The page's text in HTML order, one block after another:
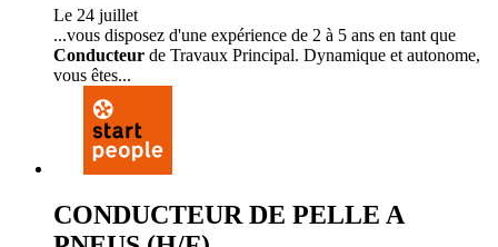
Le 24 juillet
...vous disposez d'une expérience de 2 à 5 ans en tant que
Conducteur de Travaux Principal. Dynamique et autonome,
vous êtes...
CONDUCTEUR DE PELLE A